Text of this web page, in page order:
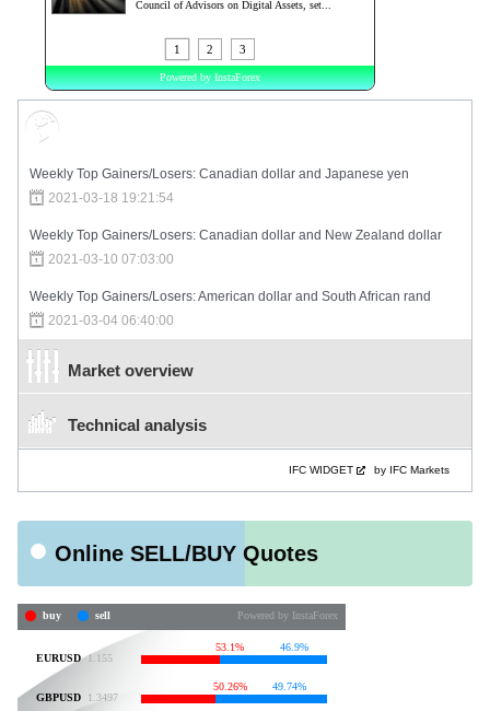
Weekly Top Gainers/Losers: Canadian dollar and Japanese yen
2021-03-18 19:21:54
Weekly Top Gainers/Losers: Canadian dollar and New Zealand dollar
2021-03-10 07:03:00
Weekly Top Gainers/Losers: American dollar and South African rand
2021-03-04 06:40:00
Market overview
Technical analysis
IFC WIDGET by IFC Markets
Online SELL/BUY Quotes